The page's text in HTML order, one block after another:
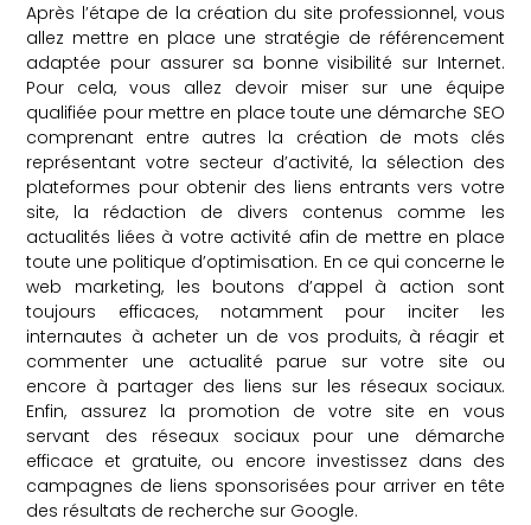
Après l’étape de la création du site professionnel, vous
allez mettre en place une stratégie de référencement
adaptée pour assurer sa bonne visibilité sur Internet.
Pour cela, vous allez devoir miser sur une équipe
qualifiée pour mettre en place toute une démarche SEO
comprenant entre autres la création de mots clés
représentant votre secteur d’activité, la sélection des
plateformes pour obtenir des liens entrants vers votre
site, la rédaction de divers contenus comme les
actualités liées à votre activité afin de mettre en place
toute une politique d’optimisation. En ce qui concerne le
web marketing, les boutons d’appel à action sont
toujours efficaces, notamment pour inciter les
internautes à acheter un de vos produits, à réagir et
commenter une actualité parue sur votre site ou
encore à partager des liens sur les réseaux sociaux.
Enfin, assurez la promotion de votre site en vous
servant des réseaux sociaux pour une démarche
efficace et gratuite, ou encore investissez dans des
campagnes de liens sponsorisées pour arriver en tête
des résultats de recherche sur Google.